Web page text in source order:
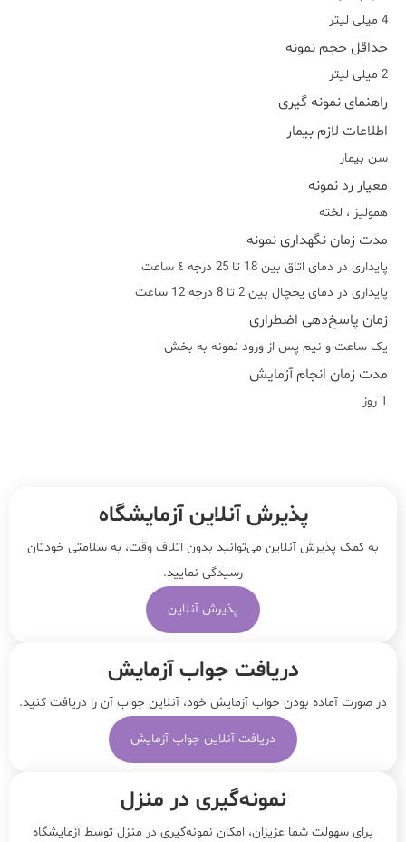
4 میلی لیتر
حداقل حجم نمونه
2 میلی لیتر
راهنمای نمونه گیری
اطلاعات لازم بیمار
سن بیمار
معیار رد نمونه
هموليز ، لخته
مدت زمان نگهداری نمونه
پایداری در دمای اتاق بین 18 تا 25 درجه ٤ ساعت
پایداری در دمای یخچال بین 2 تا 8 درجه 12 ساعت
زمان پاسخ‌دهی اضطراری
يک ساعت و نيم پس از ورود نمونه به بخش
مدت زمان انجام آزمایش
1 روز
پذیرش آنلاین آزمایشگاه
به کمک پذیرش آنلاین می‌توانید بدون اتلاف وقت، به سلامتی خودتان
رسیدگی نمایید.
پذیرش آنلاین
دریافت جواب آزمایش
در صورت آماده بودن جواب آزمایش خود، آنلاین جواب‌ آن را دریافت کنید.
دریافت آنلاین جواب آزمایش
نمونه‌‌گیری در منزل
برای سهولت شما عزیزان، امکان نمونه‌گیری در منزل توسط آزمایشگاه